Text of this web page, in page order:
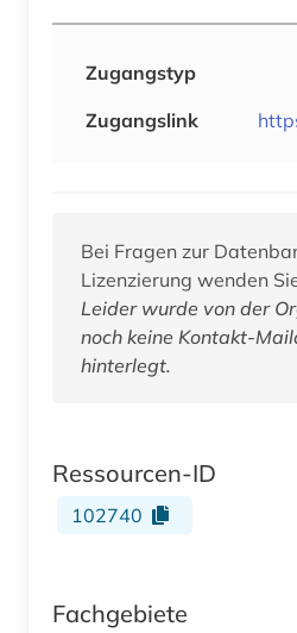
Zugangstyp
Zugangslink
Bei Fragen zur
Leider wurde von der
noch keine Kontakt-
hinterlegt.
Ressourcen-ID
102740
Fachgebiete